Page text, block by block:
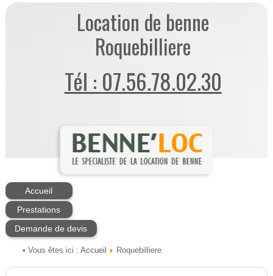
Location de benne
Roquebilliere
Tél : 07.56.78.02.30
Accueil
Prestations
Demande de devis
• Vous êtes ici : Accueil Roquebilliere